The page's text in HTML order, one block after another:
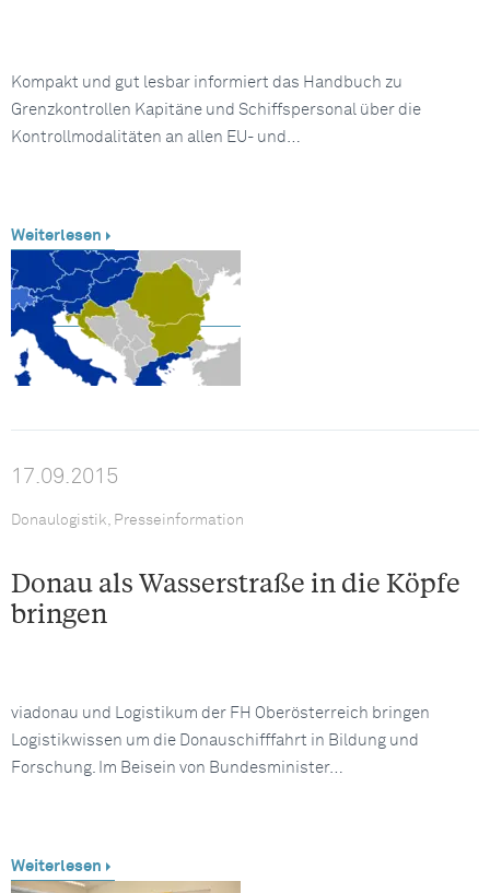
Kompakt und gut lesbar informiert das Handbuch zu
Grenzkontrollen Kapitäne und Schiffspersonal über die
Kontrollmodalitäten an allen EU- und…
Weiterlesen
17.09.2015
Donaulogistik, Presseinformation
Donau als Wasserstraße in die Köpfe
bringen
viadonau und Logistikum der FH Oberösterreich bringen
Logistikwissen um die Donauschifffahrt in Bildung und
Forschung. Im Beisein von Bundesminister…
Weiterlesen